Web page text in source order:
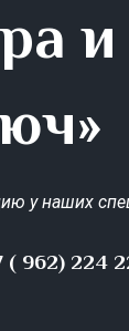
у наших
( 962) 224